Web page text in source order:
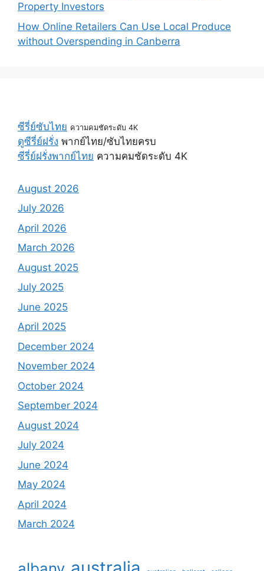
Property Investors
How Online Retailers Can Use Local Produce
without Overspending in Canberra
ซีรี่ย์ซับไทย ความคมชัดระดับ 4K
ดูซีรี่ย์ฝรั่ง พากย์ไทย/ซับไทยครบ
ซีรี่ย์ฝรั่งพากย์ไทย ความคมชัดระดับ 4K
August 2026
July 2026
April 2026
March 2026
August 2025
July 2025
June 2025
April 2025
December 2024
November 2024
October 2024
September 2024
August 2024
July 2024
June 2024
May 2024
April 2024
March 2024